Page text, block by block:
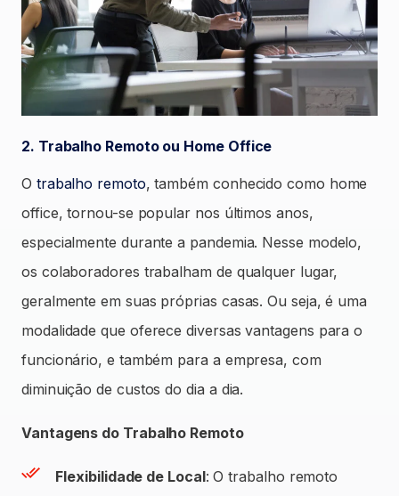
2. Trabalho Remoto ou Home Office
O trabalho remoto, também conhecido como home
office, tornou-se popular nos últimos anos,
especialmente durante a pandemia. Nesse modelo,
os colaboradores trabalham de qualquer lugar,
geralmente em suas próprias casas. Ou seja, é uma
modalidade que oferece diversas vantagens para o
funcionário, e também para a empresa, com
diminuição de custos do dia a dia.
Vantagens do Trabalho Remoto
Flexibilidade de Local: O trabalho remoto